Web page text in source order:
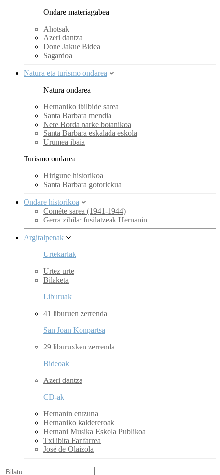
Ondare materiagabea
Ahotsak
Azeri dantza
Done Jakue Bidea
Sagardoa
Natura eta turismo ondarea
Natura ondarea
Hernaniko ibilbide sarea
Santa Barbara mendia
Nere Borda parke botanikoa
Santa Barbara eskalada eskola
Urumea ibaia
Turismo ondarea
Hirigune historikoa
Santa Barbara gotorlekua
Ondare historikoa
Cométe sarea (1941-1944)
Gerra zibila: fusilatzeak Hernanin
Argitalpenak
Urtekariak
Urtez urte
Bilaketa
Liburuak
41 liburuen zerrenda
San Joan Konpartsa
29 liburuxken zerrenda
Bideoak
Azeri dantza
CD-ak
Hernanin entzuna
Hernaniko kaldereroak
Hernani Musika Eskola Publikoa
Txilibita Fanfarrea
José de Olaizola